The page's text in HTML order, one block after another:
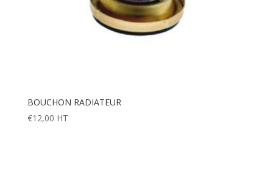
BOUCHON RADIATEUR
€12,00 HT